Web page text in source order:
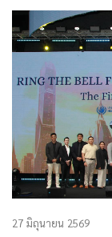
27 มิถุนายน 2569